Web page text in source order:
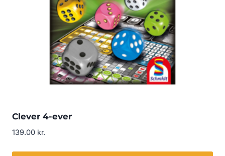
Clever 4-ever
139.00 kr.